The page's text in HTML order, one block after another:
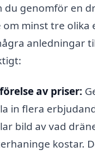
du genomför en
om minst tre olika
anledningar
av priser:
in flera
bild av vad
kostar.